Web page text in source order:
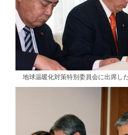
地球温暖化対策特別委員会に出席し